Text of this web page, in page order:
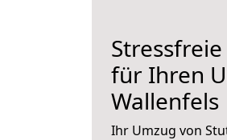
für Ihren
Wallenfels
Ihr Umzug von